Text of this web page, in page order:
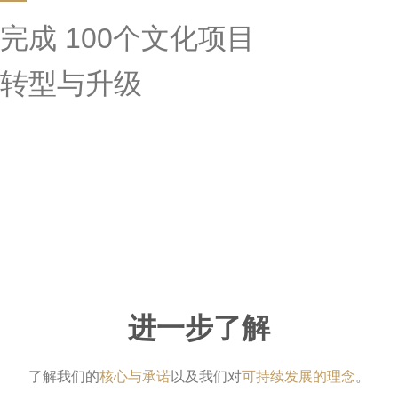
完成 100个文化项目
转型与升级
进一步了解
了解我们的核心与承诺以及我们对可持续发展的理念。